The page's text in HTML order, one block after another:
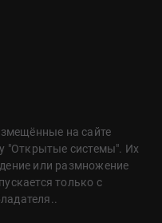
на сайте
"Открытые системы". Их
или размножение
только с